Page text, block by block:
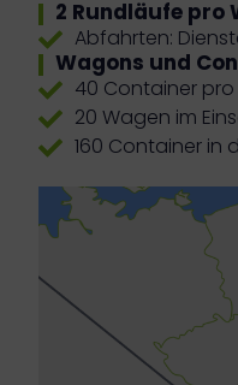
2 Rundläufe pro
Abfahrten:
Wagons und
40 Container pro
20 Wagen im
160 Container in